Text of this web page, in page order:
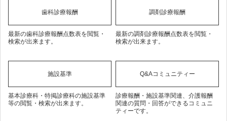
歯科診療報酬
最新の歯科診療報酬点数表を閲覧・
検索が出来ます。
調剤診療報酬
最新の調剤診療報酬点数表を閲覧・
検索が出来ます。
施設基準
基本診療科・特掲診療科の施設基準
等の閲覧・検索が出来ます。
Q&Aコミュニティー
診療報酬・施設基準関連、介護報酬
関連の質問・回答ができるコミュニ
ティーです。